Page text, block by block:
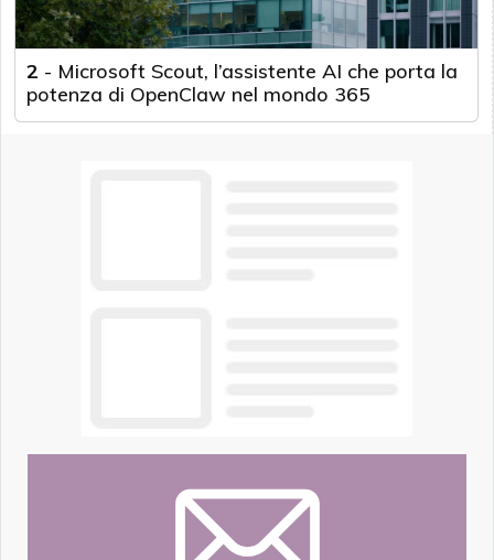
2 - Microsoft Scout, l’assistente AI che porta la
potenza di OpenClaw nel mondo 365